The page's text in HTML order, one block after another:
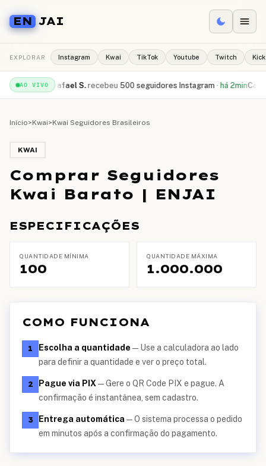
EN JAI
EXPLORAR Instagram Kwai TikTok Youtube Twitch Kick
AO VIVO
· há 1minRafael S. recebeu 500 seguidores Instagram ·há 2minCamila
Início>Kwai>Kwai Seguidores Brasileiros
KWAI
Comprar Seguidores
Kwai Barato | ENJAI
ESPECIFICAÇÕES
QUANTIDADE MÍNIMA
100
QUANTIDADE MÁXIMA
1.000.000
COMO FUNCIONA
1 Escolha a quantidade — Use a calculadora ao lado
para definir a quantidade e ver o preço total.
2 Pague via PIX —Gere o QR Code PIX e pague. A
confirmação é instantânea, sem cadastro.
3 Entrega automática —O sistema processa o pedido
em minutos após a confirmação do pagamento.